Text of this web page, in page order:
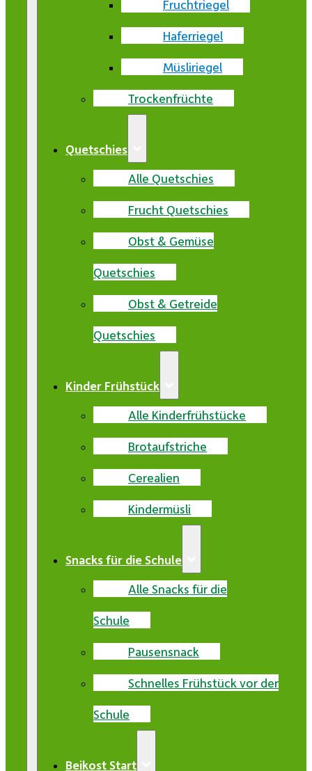
Fruchtriegel
Haferriegel
Müsliriegel
Trockenfrüchte
Quetschies
Alle Quetschies
Frucht Quetschies
Obst & Gemüse
Quetschies
Obst & Getreide
Quetschies
Kinder Frühstück
Alle Kinderfrühstücke
Brotaufstriche
Cerealien
Kindermüsli
Snacks für die Schule
Alle Snacks für die
Schule
Pausensnack
Schnelles Frühstück vor der
Schule
Beikost Start